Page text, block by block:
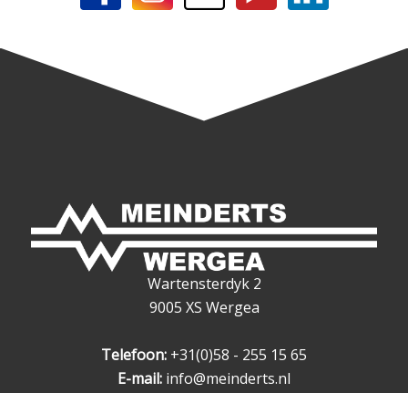
Wartensterdyk 2
9005 XS Wergea
Telefoon: +31(0)58 - 255 15 65
E-mail: info@meinderts.nl